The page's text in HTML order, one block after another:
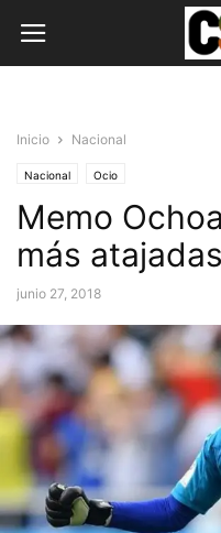
Inicio Nacional
Nacional Ocio
Memo
más
junio 27, 2018